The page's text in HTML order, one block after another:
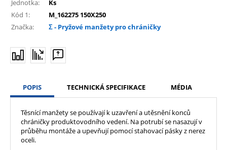
Jednotka:
Ks
Kód 1:
M_162275 150X250
Značka:
Σ - Pryžové manžety pro chráničky
POPIS TECHNICKÁ SPECIFIKACE MÉDIA
Těsnící manžety se používají k uzavření a utěsnění konců
chráničky produktovodního vedení. Na potrubí se nasazují v
průběhu montáže a upevňují pomocí stahovací pásky z nerez
oceli.